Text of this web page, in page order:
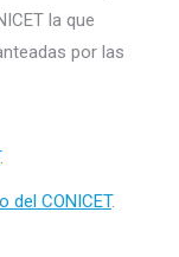
la que
por las
.
del CONICET.